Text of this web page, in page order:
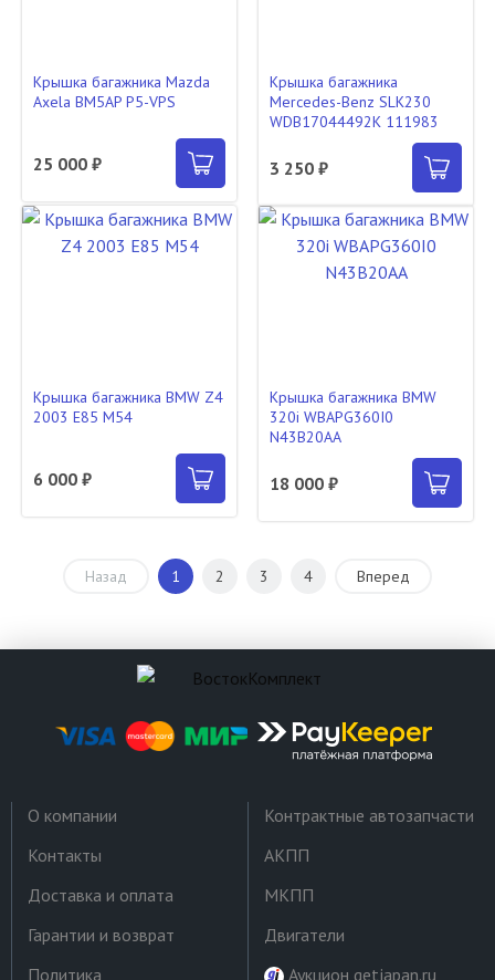
Крышка багажника Mazda
Axela BM5AP P5-VPS
25 000 ₽
Крышка багажника
Mercedes-Benz SLK230
WDB17044492K 111983
3 250 ₽
Крышка багажника BMW Z4
2003 E85 M54
6 000 ₽
Крышка багажника BMW
320i WBAPG360I0
N43B20AA
18 000 ₽
Назад 1 2 3 4 Вперед
О компании
Контакты
Доставка и оплата
Гарантии и возврат
Политика
Контрактные автозапчасти
АКПП
МКПП
Двигатели
Аукцион getjapan.ru